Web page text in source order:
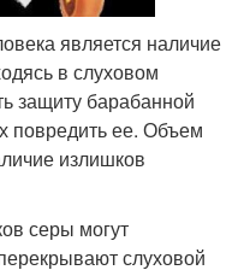
является наличие
в слуховом
защиту барабанной
повредить ее. Объем
излишков
серы могут
слуховой